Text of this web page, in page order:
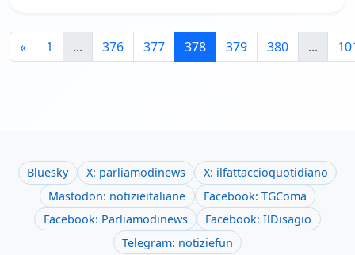
« 1 ... 376 377 378 379 380 ...
Bluesky X: parliamodinews
X: ilfattaccioquotidiano
Mastodon: notizieitaliane
Facebook: TGComa
Facebook: Parliamodinews
Facebook: IlDisagio
Telegram: notiziefun